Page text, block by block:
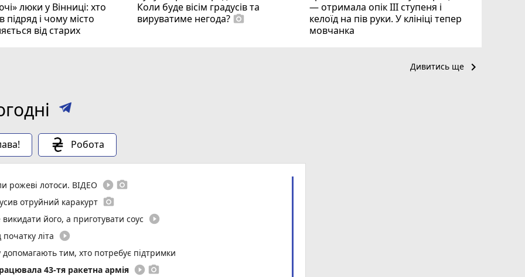
люки у Вінниці: хто
підряд і чому місто
від старих
Коли буде вісім градусів та
вируватиме негода? photo_camera
— отримала опік ІІІ ступеня і
келоїд на пів руки. У клініці тепер
мовчанка
Дивитись ще keyboard_arrow_right
Робота
рожеві лотоси. ВІДЕО play_circle_filled photo_camera
отруйний каракурт photo_camera
його, а приготувати соус play_circle_filled
літа play_circle_filled
допомагають тим, хто потребує підтримки
43-тя ракетна армія play_circle_filled photo_camera